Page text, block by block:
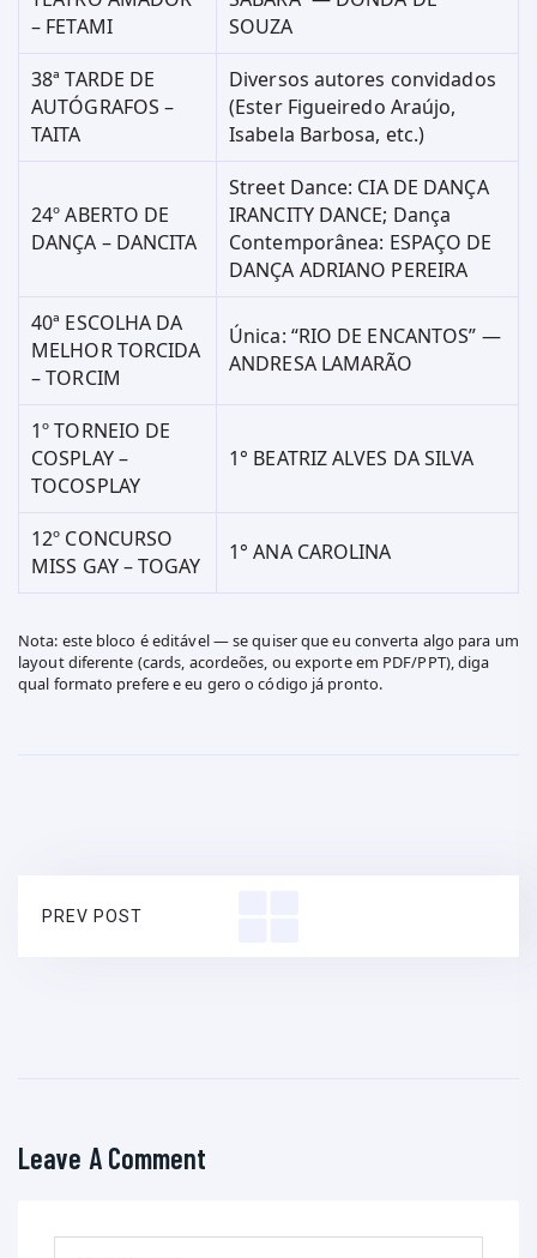
– FETAMI
SOUZA
38ª TARDE DE
AUTÓGRAFOS –
TAITA
Diversos autores convidados
(Ester Figueiredo Araújo,
Isabela Barbosa, etc.)
24º ABERTO DE
DANÇA – DANCITA
Street Dance: CIA DE DANÇA
IRANCITY DANCE; Dança
Contemporânea: ESPAÇO DE
DANÇA ADRIANO PEREIRA
40ª ESCOLHA DA
MELHOR TORCIDA
– TORCIM
Única: “RIO DE ENCANTOS” —
ANDRESA LAMARÃO
1º TORNEIO DE
COSPLAY –
TOCOSPLAY
1° BEATRIZ ALVES DA SILVA
12º CONCURSO
MISS GAY – TOGAY
1° ANA CAROLINA
Nota: este bloco é editável — se quiser que eu converta algo para um
layout diferente (cards, acordeões, ou exporte em PDF/PPT), diga
qual formato prefere e eu gero o código já pronto.
PREV POST
Leave A Comment